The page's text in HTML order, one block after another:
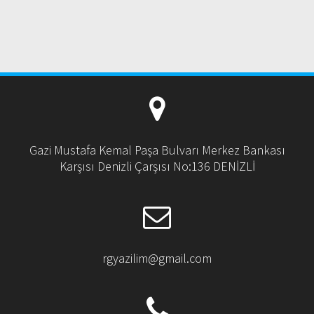
Gazi Mustafa Kemal Paşa Bulvarı Merkez Bankası
Karşısı Denizli Çarşısı No:136 DENİZLİ
rgyazilim@gmail.com